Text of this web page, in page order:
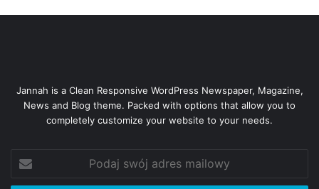
Jannah is a Clean Responsive WordPress Newspaper, Magazine,
News and Blog theme. Packed with options that allow you to
completely customize your website to your needs.
swój
adres